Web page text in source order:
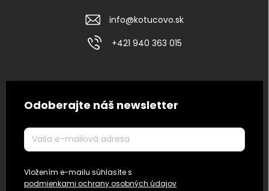
info@kotucovo.sk
+421 940 363 015
Odoberajte náš newsletter
Vložením e-mailu súhlasíte s
podmienkami ochrany osobných údajov